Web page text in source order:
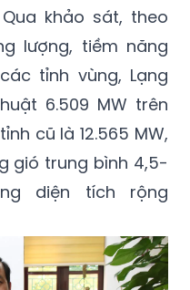
khảo sát, theo
lượng, tiềm năng
tỉnh vùng, Lạng
6.509 MW trên
cũ là 12.565 MW,
gió trung bình 4,5-
diện tích rộng